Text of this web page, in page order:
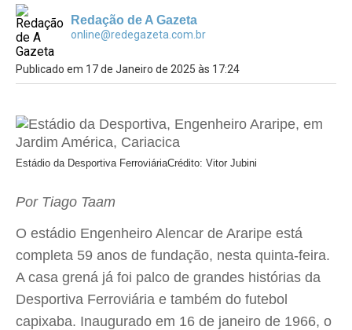
Redação de A Gazeta
online@redegazeta.com.br
Publicado em 17 de Janeiro de 2025 às 17:24
Estádio da Desportiva FerroviáriaCrédito: Vitor Jubini
Por Tiago Taam
O estádio Engenheiro Alencar de Araripe está
completa 59 anos de fundação, nesta quinta-feira.
A casa grená já foi palco de grandes histórias da
Desportiva Ferroviária e também do futebol
capixaba. Inaugurado em 16 de janeiro de 1966, o